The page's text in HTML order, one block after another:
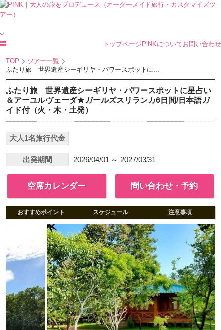
トップページ PINKについてお問い合わせ
TOP
ツアー一覧
ふたり旅 世界遺産シーギリヤ・パワースポットに...
ふたり旅 世界遺産シーギリヤ・パワースポットに星占い
＆アーユルヴェーダ★ガールズスリランカ6日間/日本語ガ
イド付（火・木・土発）
大人1名旅行代金
出発期間 2026/04/01 ～ 2027/03/31
空席カレンダー 問い合わせ・予約
おすすめポイント スケジュール 注意事項